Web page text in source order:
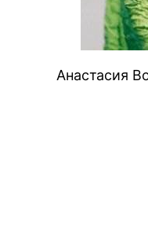
Анастасия